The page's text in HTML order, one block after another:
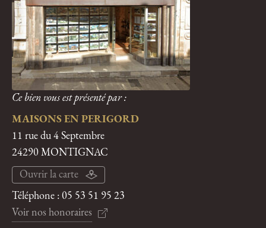
Ce bien vous est présenté par :
MAISONS EN PERIGORD
11 rue du 4 Septembre
24290 MONTIGNAC
Ouvrir la carte
Téléphone : 05 53 51 95 23
Voir nos honoraires